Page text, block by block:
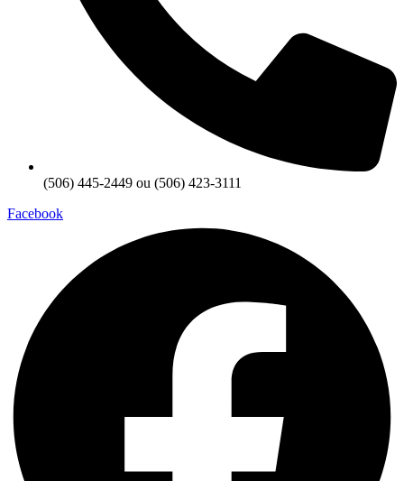
(506) 445-2449 ou (506) 423-3111
Facebook